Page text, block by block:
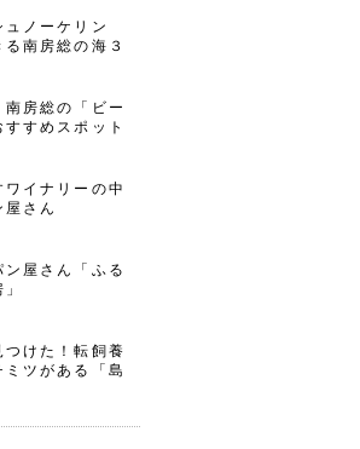
ノーケリン
南房総の海３
房総の「ビー
すめスポット
イナリーの中
屋さん
屋さん「ふる
つけた！転飼養
ツがある「島